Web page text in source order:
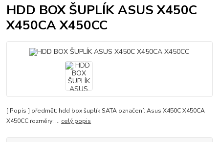
HDD BOX ŠUPLÍK ASUS X450C
X450CA X450CC
[ Popis ] předmět: hdd box šuplík SATA označení: Asus X450C X450CA
X450CC rozměry: ... celý popis